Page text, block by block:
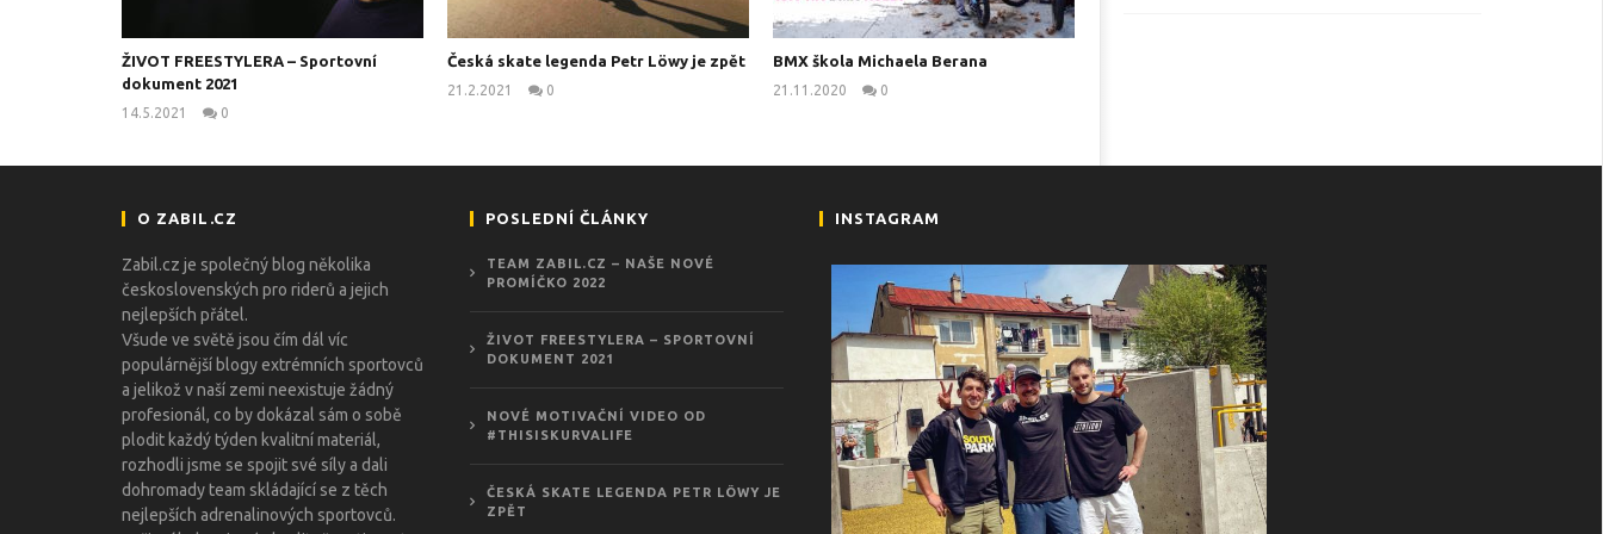
ŽIVOT FREESTYLERA – Sportovní
dokument 2021
14.5.2021
0
Česká skate legenda Petr Löwy je zpět
21.2.2021
0
BMX škola Michaela Berana
21.11.2020
0
O ZABIL.CZ
Zabil.cz je společný blog několika
československých pro riderů a jejich
nejlepších přátel.
Všude ve světě jsou čím dál víc
populárnější blogy extrémních sportovců
a jelikož v naší zemi neexistuje žádný
profesionál, co by dokázal sám o sobě
plodit každý týden kvalitní materiál,
rozhodli jsme se spojit své síly a dali
dohromady team skládající se z těch
nejlepších adrenalinových sportovců.
POSLEDNÍ ČLÁNKY
TEAM ZABIL.CZ – NAŠE NOVÉ
PROMÍČKO 2022
ŽIVOT FREESTYLERA – SPORTOVNÍ
DOKUMENT 2021
NOVÉ MOTIVAČNÍ VIDEO OD
#THISISKURVALIFE
ČESKÁ SKATE LEGENDA PETR LÖWY JE
ZPĚT
INSTAGRAM